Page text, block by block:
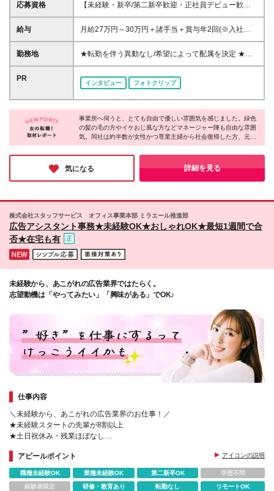
応募資格
【未経験・新卒/第二新卒歓迎・正社員デビュー歓
迎】 ◆未経験・ブランクOK ◆学歴不問 ◆スキルや経
験一切不問 ◆ブランク・無資格OK ◎「意欲重視」の
たい ・自分の気づきやアイディアを活かしたい あな
たの思い描く姿をぜひ面接で聞かせてください！
給与
月給27万円～30万円＋諸手当＋賞与年2回(※入社時期
により1回) ※エリア・資格・経験能力を最大限考慮の
うえ決定します。 ※交通費別途全額支給(上限なし) ※
給 ※試用期間約3か月（同条件） ＜昇給／年1回＞ 初
考課の上で随時昇給！ ＜どうして収入アップが叶う
の？＞ 全国で活躍中のスタッフは5600人以上。8割が
介護未経験からの入社ですが、 着実に収入アップを
す。 ITでシフト管理や事務作業の無駄を省き、生み出
した利益をしっかり還元。 また、高齢化社会におい
在価値の高い仕事」だからこそ、高い水準の待遇を実
現できています。 ※以下の【勤務地別給与】はあくま
ださい。
勤務地
★転勤を伴う異動なし/希望によって配属を決定 ★U
ターン・Iターン希望者も大歓迎 ★入社前・入社後ど
ちらでも移住補助があります 首都圏や地方で働い
てみたい人もお気軽にご相談ください ★基本的に直
行直帰 ★マイカー通勤OK・駐車場あり ★東京勤務の
場合は時短勤務が可能なエリアもございます ＜全国
＞ 北海道/岩手※/宮城/福島/茨城/栃木/群馬/埼玉/千葉/
東京/神奈川/新潟/長野/岐阜/静岡/愛知/京都/大阪/兵庫/
奈良※/和歌山/岡山※/広島/福岡/長崎※/熊本※/大分※/鹿
児島※の介護関連施設 （※印のエリアは経験者のみ採
用中です） ※定例会・ミーティングはリモート実施／
月1回 ※研修はオンライン、または近隣カレッジ施設
※受動喫煙対策：屋内原則禁煙 ●以下の【勤務地一
覧】はあくまでも例の一部です。勤務地の希望は面談
連勤務地
PR
インタビュー フォトクリップ
事業所へ伺うと、とても自由で優しい雰囲気を感じました。緑色
の髪の毛の方やイケおじ風な方などマネージャー陣も自由な雰囲
気。同社は約半数が女性かつ専業主婦から社会復帰した方、元フ
リーターなど20～60代まで幅広い年代の方が活躍しています。一
人ひとり働き方を柔軟に調整したり、本人の適性や頑張りで昇
給・昇格を目指せる体制を整えたりと、長く働ける制度が充実！
未経験から理想のキャリアを叶えられるのが魅力です♪
気になる 詳細を見る
株式会社スタッフサービス オフィス事業本部 ミラエール推進部
広告アシスタント事務★未経験OK★おしゃれOK★最短1週間で合
否★在宅も有
未経験から、あこがれの広告業界ではたらく。
志望動機は「やってみたい」「興味がある」でOK♪
仕事内容
＼未経験から、あこがれの広告業界のお仕事！／
★未経験スタートの先輩が8割以上
★土日祝休み・残業ほぼなし
★応募から1週間で合否
★基礎から学べる無料の研修制度
アピールポイント アイコンの説明
職種未経験OK 業種未経験OK 第二新卒OK
学歴不問
経験者限定
研修・教育あり 転勤なし
リモートOK